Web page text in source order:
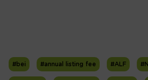
#bei #annual listing fee #ALF